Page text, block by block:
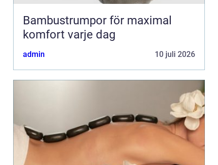
Bambustrumpor för maximal
komfort varje dag
admin 10 juli 2026